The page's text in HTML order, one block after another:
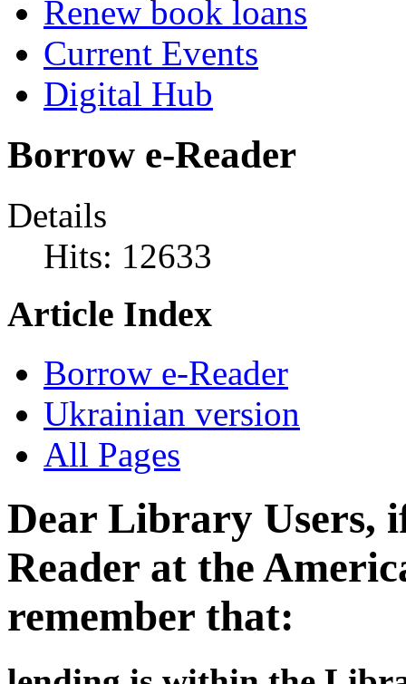
Renew book loans
Current Events
Digital Hub
Borrow e-Reader
Details
Hits: 12633
Article Index
Borrow e-Reader
Ukrainian version
All Pages
Dear Library Users,
Reader at the
remember that: